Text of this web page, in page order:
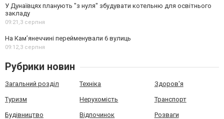
У Дунаївцях планують "з нуля" збудувати котельню для освітнього
закладу
09:21,3 серпня
На Камʼянеччині перейменували 6 вулиць
09:12,3 серпня
Рубрики новин
Загальний розділ Техніка Здоров'я
Туризм Нерухомість Транспорт
Будівництво Відпочинок Розваги